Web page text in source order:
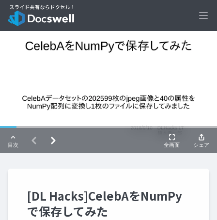
[DL Hacks]CelebAをNumPy
で保存してみた